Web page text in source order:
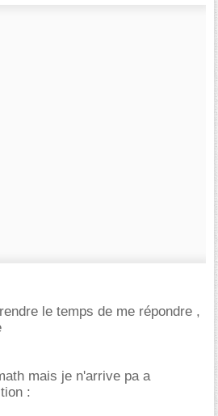
le temps de me répondre ,
mais je n'arrive pa a
: